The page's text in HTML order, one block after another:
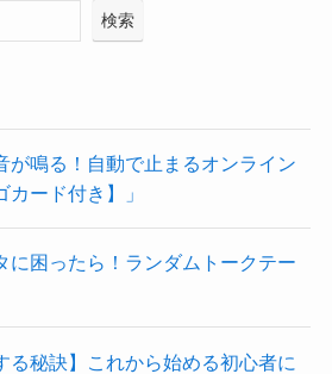
検索
が鳴る！自動で止まるオンライン
ード付き】」
に困ったら！ランダムトークテー
る秘訣】これから始める初心者に